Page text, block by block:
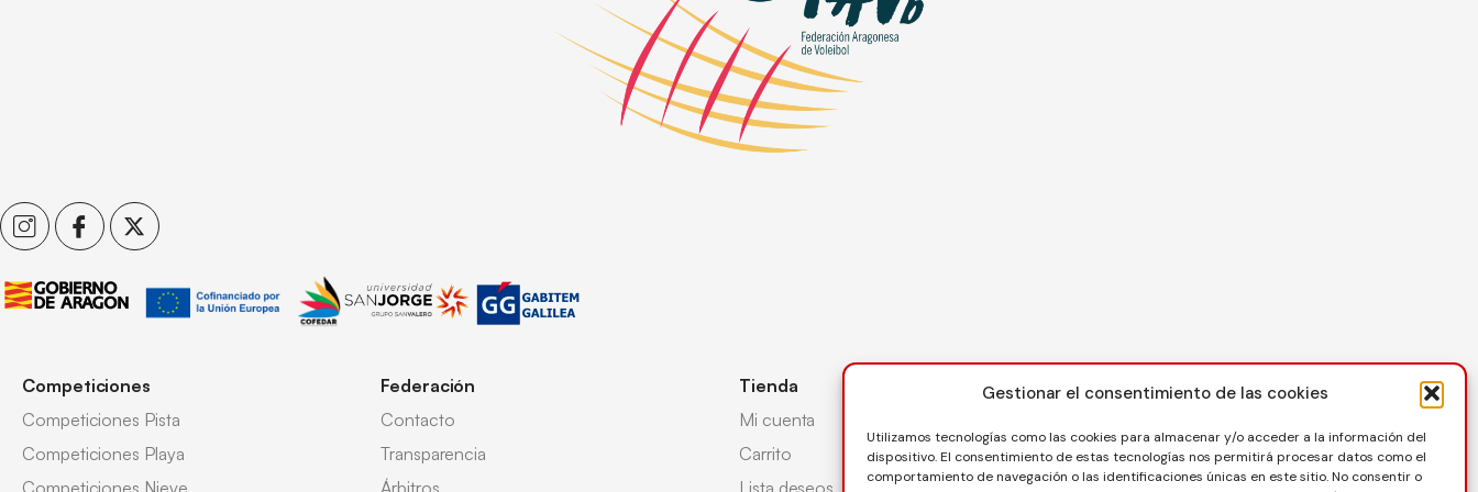
Gestionar el consentimiento de las cookies
Utilizamos tecnologías como las cookies para almacenar y/o acceder a la información del
dispositivo. El consentimiento de estas tecnologías nos permitirá procesar datos como el
comportamiento de navegación o las identificaciones únicas en este sitio. No consentir o
Competiciones
Competiciones Pista
Competiciones Playa
Federación
Contacto
Transparencia
Tienda
Mi cuenta
Carrito
Contacto
976 73 08 41